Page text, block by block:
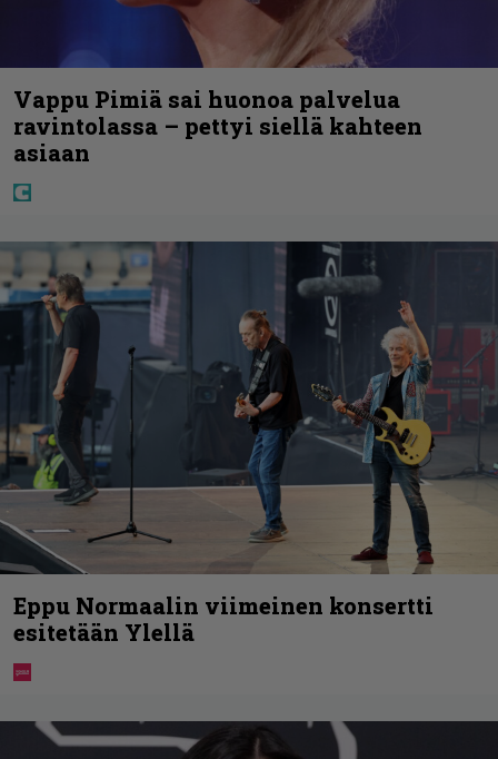
Vappu Pimiä sai huonoa palvelua
ravintolassa – pettyi siellä kahteen
asiaan
Eppu Normaalin viimeinen konsertti
esitetään Ylellä